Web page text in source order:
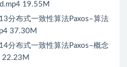
19.55M
分布式一致性算法Paxos–算法
37.30M
分布式一致性算法Paxos–概念
22.23M